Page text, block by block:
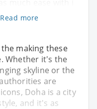
Read more
making these
Whether it's the
skyline or the
are
Doha is a city
and it's as